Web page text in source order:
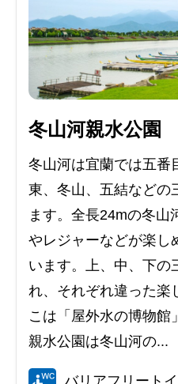
冬山河親水公園
冬山河は宜蘭では五番
東、冬山、五結などの
ます。全長24mの冬山
やレジャーなどが楽し
います。上、中、下の
れ、それぞれ違った楽
こは「屋外水の博物館
親水公園は冬山河の...
バリアフリート